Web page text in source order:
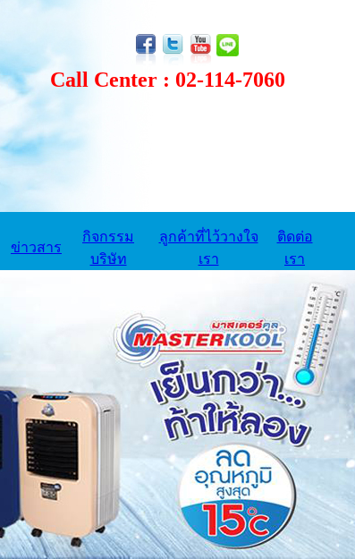
Call Center : 02-114-7060
ข่าวสาร
กิจกรรม
บริษัท
ลูกค้าที่ไว้วางใจ
เรา
ติดต่อ
เรา